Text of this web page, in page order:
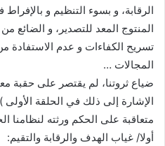
الرقابة، و بسوء التنظيم و
المنتوج المعد للتصدير، و الضائع
تسريح الكفاءات و عدم
المجالات …
ضياع ثروتنا، لم يقتصر على حقبة
الإشارة إلى ذلك في الحلقة الأولى
متعاقبة على الحكم ورثته لنظامنا
أولا/ غياب الهدف والرقابة والتقيم: